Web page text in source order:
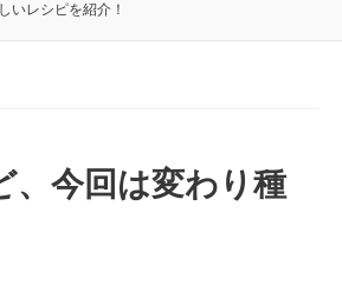
いレシピを紹介！
、今回は変わり種